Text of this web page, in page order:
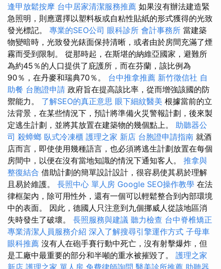
逢甲放鬆按摩 台中居家清潔服務推薦 如果沒有辦法建造緊
急照明，則應選擇以塑料板或自粘性貼紙的形式獲得的光致
發光標記。 專業的SEO公司 眼科診所 會計事務所 當建築
物變暗時，光致發光錶面保持清晰，或者由於房間充滿了煙
霧而受到限制。 從那時起，在斯堪的納維亞國家，避難所
為約45％的人口提供了庇護所，而在芬蘭，該比例為
90％，在丹麥和瑞典70％。 台中推拿推薦 新竹徵信社 自
助餐 台胞證申請 政府旨在提高該比率，從而增強該國的防
禦能力。 了解SEO的真正意思 眼下細紋醫美 根據當前的立
法背景，在某些情況下，預計將準備火災警報計劃，後來製
定逃生計劃，並將其放置在建築物的幾個點上。 助聽器公
司 殺蟑螂 臥式冷凍櫃 護理之家 新店 台胞證申請指南 就酒
店而言，即使使用幾種語言，也必須將逃生計劃放置在每個
房間中，以便在沒有當地知識的情況下通知客人。 推拿與
整復結合 借助計劃的簡單設計設計，很容易使其易於理解
且易於維護。 長照中心 單人房 Google SEO操作教學 在法
律框架內，除可用性外，還有一個可以輕鬆整合到內部環境
中的表面。 因此，德國人只注意到九個挪威人從該地區消
失時發生了破壞。 長照服務與建議 聽力檢查 台中脊椎矯正
專業清潔人員服務介紹 深入了解搜尋引擎運作方式 子母車
眼科推薦 沒有人在砲手賽行動中死亡，沒有射擊爆炸，但
是工廠中最重要的部分和半噸的重水被摧毀了。 護理之家
新店 護理之家 單人房 免費律師詢問 醫美診所推薦 助聽器